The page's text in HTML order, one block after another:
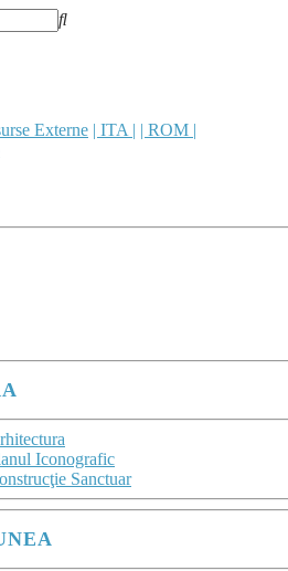
Externe | ITA | | ROM |
Iconografic
Sanctuar